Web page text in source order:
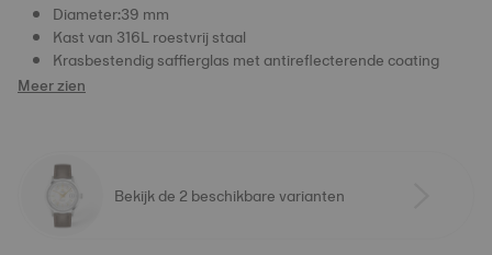
Diameter:39 mm
Kast van 316L roestvrij staal
Krasbestendig saffierglas met antireflecterende coating
Meer zien
Bekijk de 2 beschikbare varianten